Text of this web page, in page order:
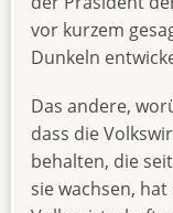
vor kurzem
Dunkeln
Das andere,
dass die
behalten, die
sie wachsen,